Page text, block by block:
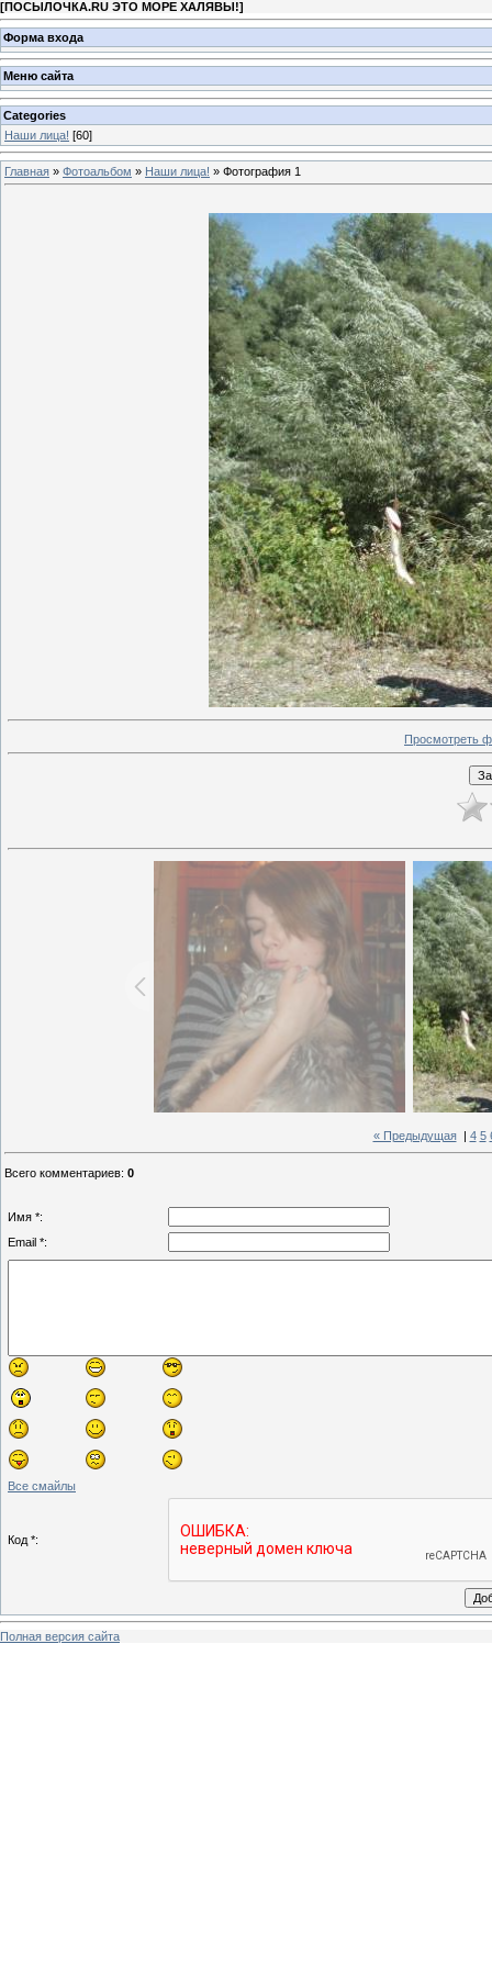
[ПОСЫЛОЧКА.RU ЭТО МОРЕ ХАЛЯВЫ!]
Форма входа
Меню сайта
Categories
Наши лица! [60]
Главная » Фотоальбом » Наши лица! » Фотография 1
Просмотреть
« Предыдущая| 4 5
Всего комментариев: 0
Имя *:
Email *:
Все смайлы
Код *:
Полная версия сайта